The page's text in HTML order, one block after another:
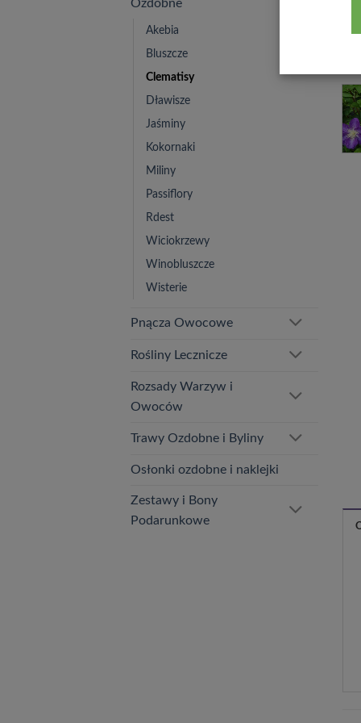
Ozdobne
Akebia
Bluszcze
Clematisy
Dławisze
Jaśminy
Kokornaki
Miliny
Passiflory
Rdest
Wiciokrzewy
Winobluszcze
Wisterie
Pnącza Owocowe
Rośliny Lecznicze
Rozsady Warzyw i
Owoców
Trawy Ozdobne i Byliny
Osłonki ozdobne i naklejki
Zestawy i Bony
Podarunkowe